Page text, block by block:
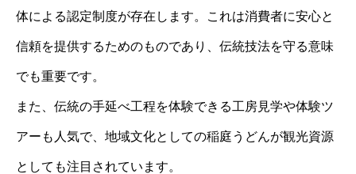
体による認定制度が存在します。これは消費者に安心と
信頼を提供するためのものであり、伝統技法を守る意味
でも重要です。
また、伝統の手延べ工程を体験できる工房見学や体験ツ
アーも人気で、地域文化としての稲庭うどんが観光資源
としても注目されています。